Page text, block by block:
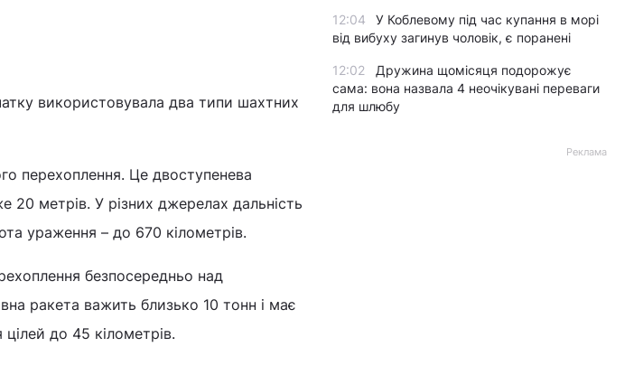
використовувала два типи шахтних
перехоплення. Це двоступенева
метрів. У різних джерелах дальність
ураження – до 670 кілометрів.
безпосередньо над
ракета важить близько 10 тонн і має
до 45 кілометрів.
12:04
У Коблевому під час купання в морі
від вибуху загинув чоловік, є поранені
12:02
Дружина щомісяця подорожує
сама: вона назвала 4 неочікувані переваги
для шлюбу
Реклама